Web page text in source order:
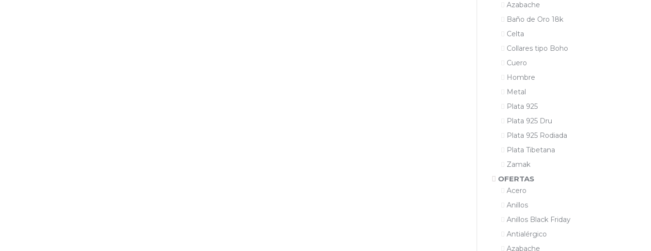
Azabache
Baño de Oro 18k
Celta
Collares tipo Boho
Cuero
Hombre
Metal
Plata 925
Plata 925 Dru
Plata 925 Rodiada
Plata Tibetana
Zamak
OFERTAS
Acero
Anillos
Anillos Black Friday
Antialérgico
Azabache